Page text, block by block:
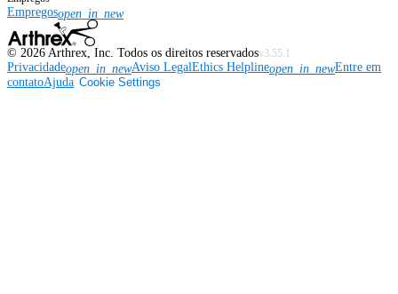
Empregosopen_in_new
© 2026 Arthrex, Inc. Todos os direitos reservadosv3.55.1
Privacidadeopen_in_newAviso LegalEthics Helplineopen_in_newEntre em
contatoAjuda Cookie Settings